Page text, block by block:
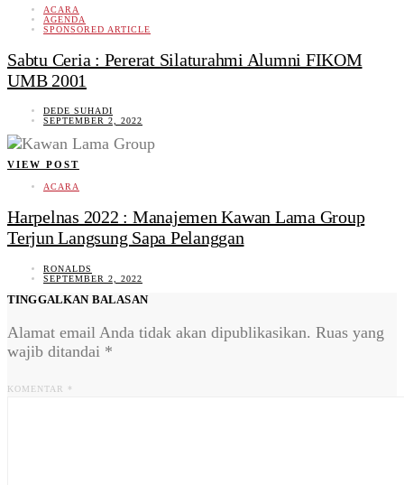
ACARA
AGENDA
SPONSORED ARTICLE
Sabtu Ceria : Pererat Silaturahmi Alumni FIKOM
UMB 2001
DEDE SUHADI
SEPTEMBER 2, 2022
VIEW POST
ACARA
Harpelnas 2022 : Manajemen Kawan Lama Group
Terjun Langsung Sapa Pelanggan
RONALDS
SEPTEMBER 2, 2022
TINGGALKAN BALASAN
Alamat email Anda tidak akan dipublikasikan. Ruas yang
wajib ditandai *
KOMENTAR *